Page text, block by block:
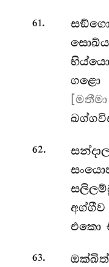
61.
ගළො
62.
එකො
63.